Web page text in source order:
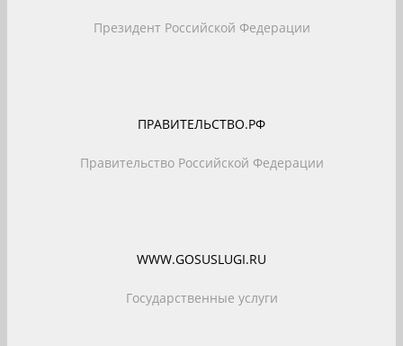
Президент Российской Федерации
ПРАВИТЕЛЬСТВО.РФ
Правительство Российской Федерации
WWW.GOSUSLUGI.RU
Государственные услуги